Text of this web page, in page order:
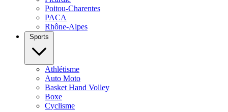
Poitou-Charentes
PACA
Rhône-Alpes
Sports
Athlétisme
Auto Moto
Basket Hand Volley
Boxe
Cyclisme